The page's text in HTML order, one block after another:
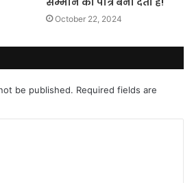
October 22, 2024
be published. Required fields are